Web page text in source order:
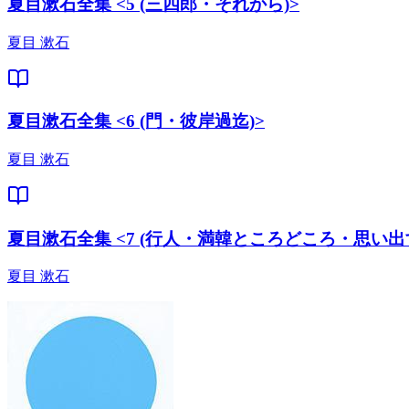
夏目漱石全集 <5 (三四郎・それから)>
夏目 漱石
夏目漱石全集 <6 (門・彼岸過迄)>
夏目 漱石
夏目漱石全集 <7 (行人・満韓ところどころ・思い
夏目 漱石